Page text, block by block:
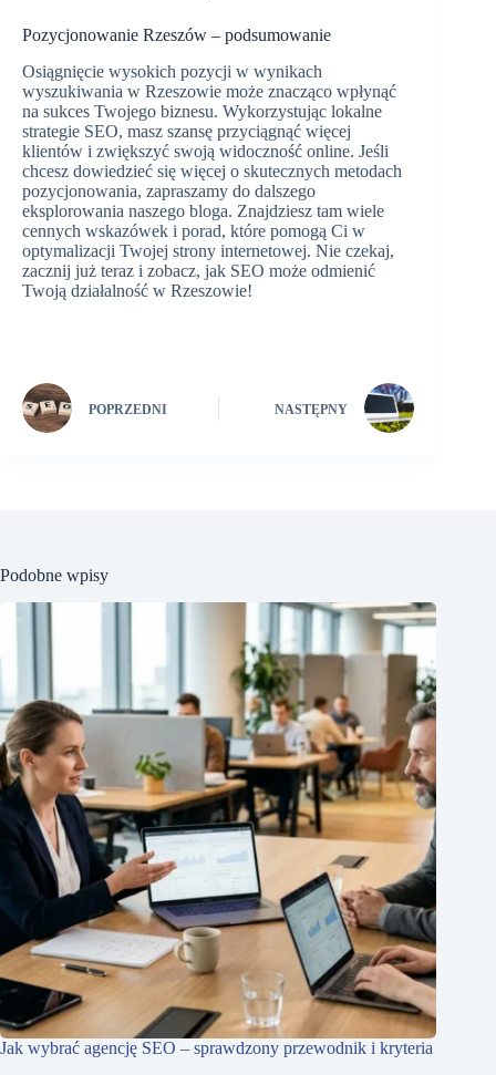
Pozycjonowanie Rzeszów – podsumowanie
Osiągnięcie wysokich pozycji w wynikach
wyszukiwania w Rzeszowie może znacząco wpłynąć
na sukces Twojego biznesu. Wykorzystując lokalne
strategie SEO, masz szansę przyciągnąć więcej
klientów i zwiększyć swoją widoczność online. Jeśli
chcesz dowiedzieć się więcej o skutecznych metodach
pozycjonowania, zapraszamy do dalszego
eksplorowania naszego bloga. Znajdziesz tam wiele
cennych wskazówek i porad, które pomogą Ci w
optymalizacji Twojej strony internetowej. Nie czekaj,
zacznij już teraz i zobacz, jak SEO może odmienić
Twoją działalność w Rzeszowie!
POPRZEDNI NASTĘPNY
Podobne wpisy
Jak wybrać agencję SEO – sprawdzony przewodnik i kryteria